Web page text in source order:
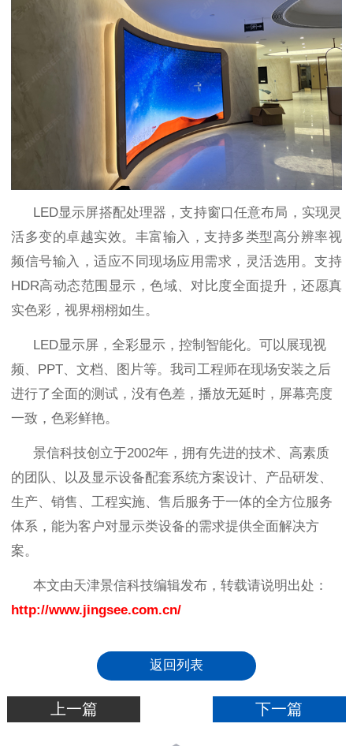
LED显示屏搭配处理器，支持窗口任意布局，实现灵
活多变的卓越实效。丰富输入，支持多类型高分辨率视
频信号输入，适应不同现场应用需求，灵活选用。支持
HDR高动态范围显示，色域、对比度全面提升，还愿真
实色彩，视界栩栩如生。
LED显示屏，全彩显示，控制智能化。可以展现视
频、PPT、文档、图片等。我司工程师在现场安装之后
进行了全面的测试，没有色差，播放无延时，屏幕亮度
一致，色彩鲜艳。
景信科技创立于2002年，拥有先进的技术、高素质
的团队、以及显示设备配套系统方案设计、产品研发、
生产、销售、工程实施、售后服务于一体的全方位服务
体系，能为客户对显示类设备的需求提供全面解决方
案。
本文由天津景信科技编辑发布，转载请说明出处：
http://www.jingsee.com.cn/
返回列表
上一篇 下一篇